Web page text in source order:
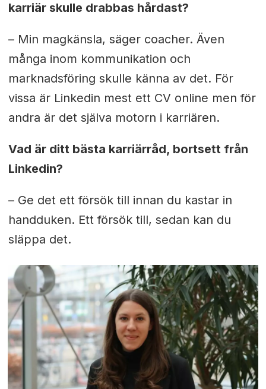
karriär skulle drabbas hårdast?
– Min magkänsla, säger coacher. Även
många inom kommunikation och
marknadsföring skulle känna av det. För
vissa är Linkedin mest ett CV online men för
andra är det själva motorn i karriären.
Vad är ditt bästa karriärråd, bortsett från
Linkedin?
– Ge det ett försök till innan du kastar in
handduken. Ett försök till, sedan kan du
släppa det.